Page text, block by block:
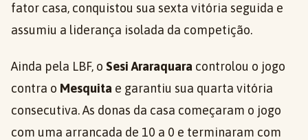
fator casa, conquistou sua sexta vitória seguida e
assumiu a liderança isolada da competição.
Ainda pela LBF, o Sesi Araraquara controlou o jogo
contra o Mesquita e garantiu sua quarta vitória
consecutiva. As donas da casa começaram o jogo
com uma arrancada de 10 a 0 e terminaram com